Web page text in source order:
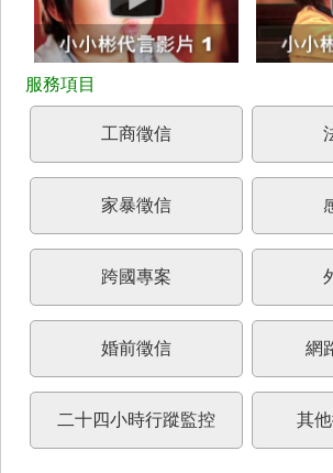
工商徵信
家暴徵信
跨國專案
婚前徵信 網
二十四小時行蹤監控 其